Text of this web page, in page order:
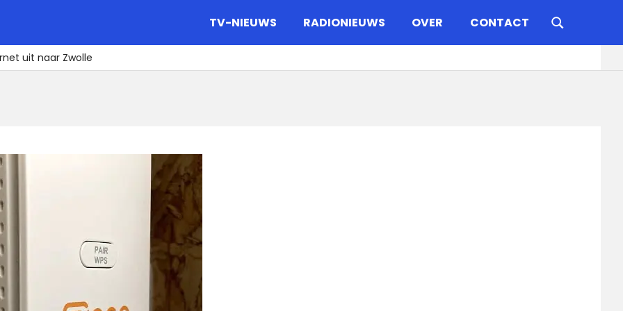
TV-NIEUWS RADIONIEUWS OVER CONTACT
uit naar Zwolle